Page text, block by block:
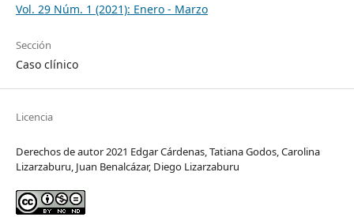
Vol. 29 Núm. 1 (2021): Enero - Marzo
Sección
Caso clínico
Licencia
Derechos de autor 2021 Edgar Cárdenas, Tatiana Godos, Carolina
Lizarzaburu, Juan Benalcázar, Diego Lizarzaburu